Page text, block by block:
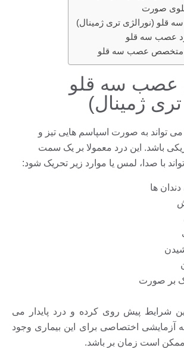
صورت
قلو (نورالژی تری ژمینال)
عصب سه قلو
متخصص عصب سه قلو
عصب سه قلو
ژمینال)
تواند به صورت اسپاسم هایی تیز و
باشد. این درد معمولا بر یک سمت
با صدا، لمس یا موارد زیر تحریک شود:
ها
بر صورت
شرایط پیش روی کرده و درد پایدار می
آزمایشی اختصاصی برای این بیماری وجود
است زمان بر باشد.